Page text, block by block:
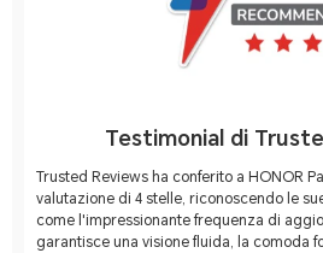
Testimonial di
Trusted Reviews ha conferito a HONOR
valutazione di 4 stelle, riconoscendo le
come l'impressionante frequenza di
garantisce una visione fluida, la comoda